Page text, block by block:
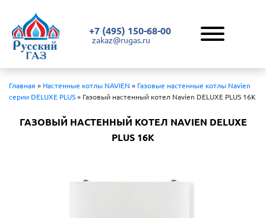
+7 (495) 150-68-00
zakaz@rugas.ru
Главная » Настенные котлы NAVIEN » Газовые настенные котлы Navien
серии DELUXE PLUS » Газовый настенный котел Navien DELUXE PLUS 16K
ГАЗОВЫЙ НАСТЕННЫЙ КОТЕЛ NAVIEN DELUXE
PLUS 16K